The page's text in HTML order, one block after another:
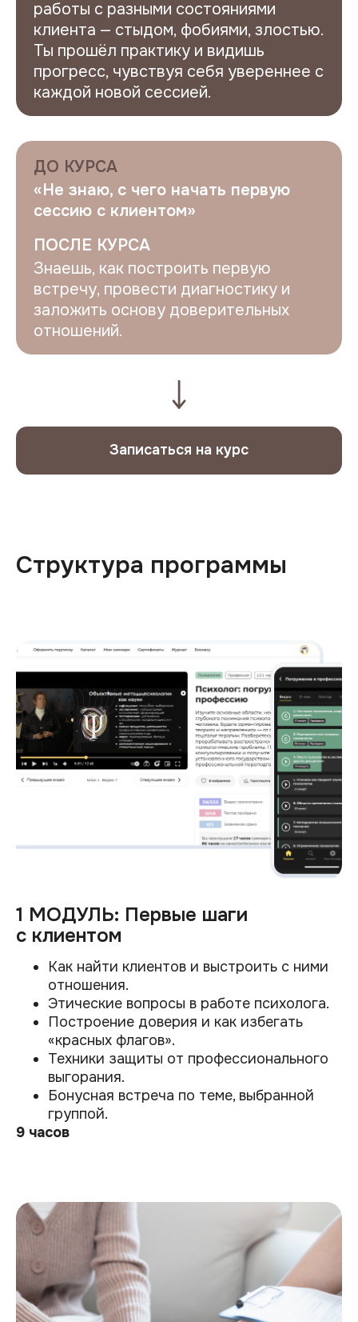
работы с разными состояниями
клиента — стыдом, фобиями, злостью.
Ты прошёл практику и видишь
прогресс, чувствуя себя увереннее с
каждой новой сессией.
ДО КУРСА
«Не знаю, с чего начать первую
сессию с клиентом»
ПОСЛЕ КУРСА
Знаешь, как построить первую
встречу, провести диагностику и
заложить основу доверительных
отношений.
Записаться на курс
Структура программы
1 МОДУЛЬ: Первые шаги
с клиентом
Как найти клиентов и выстроить с ними
отношения.
Этические вопросы в работе психолога.
Построение доверия и как избегать
«красных флагов».
Техники защиты от профессионального
выгорания.
Бонусная встреча по теме, выбранной
группой.
9 часов